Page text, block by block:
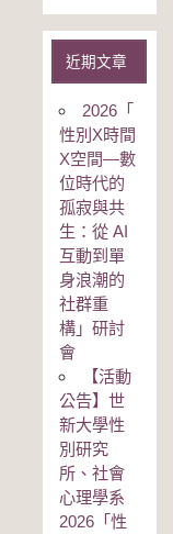
近期文章
2026「
性別Χ時間
Χ空間—數
位時代的
孤寂與共
生：從 AI
互動到單
身浪潮的
社群重
構」研討
會
【活動
公告】世
新大學性
別研究
所、社會
心理學系
2026「性